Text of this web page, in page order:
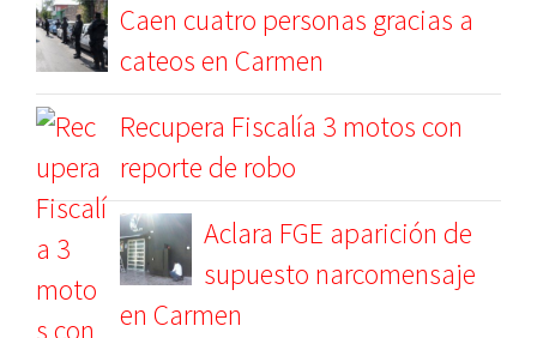
Caen cuatro personas gracias a
cateos en Carmen
Recupera Fiscalía 3 motos con
reporte de robo
Aclara FGE aparición de
supuesto narcomensaje
en Carmen